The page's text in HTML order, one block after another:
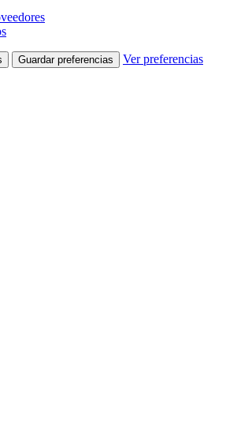
Guardar preferencias Ver preferencias